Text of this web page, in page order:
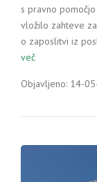
s pravno pomočjo
vložilo zahteve
o zaposlitvi iz
več
Objavljeno: 14-